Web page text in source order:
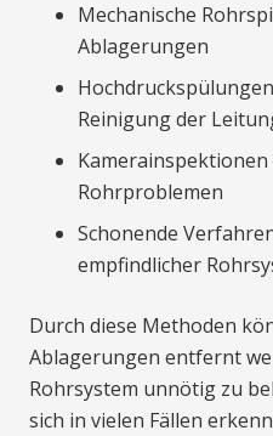
Mechanische
Ablagerungen
Reinigung der
Rohrproblemen
Schonende
empfindlicher
Durch diese Methoden
Ablagerungen entfernt
Rohrsystem unnötig zu
sich in vielen Fällen